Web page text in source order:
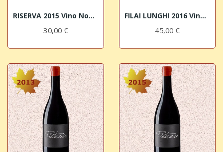
RISERVA 2015 Vino Nobile di Montepulciano DOCG...
30,00 €
FILAI LUNGHI 2016 Vino Nobile di Montepulciano...
45,00 €